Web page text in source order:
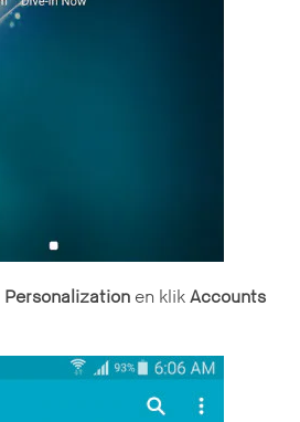
Personalization en klik Accounts